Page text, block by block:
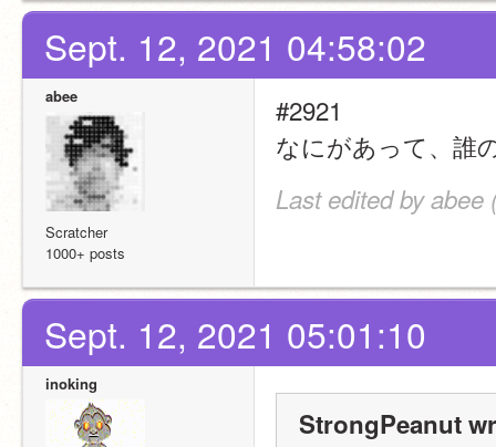
Sept. 12, 2021 04:58:02
abee
Scratcher
1000+ posts
#2921
なにがあって、誰
Last edited by abee
Sept. 12, 2021 05:01:10
inoking
StrongPeanut